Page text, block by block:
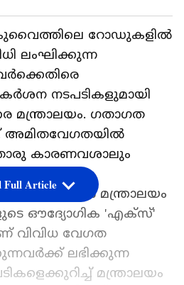
റോഡുകളിൽ
ലംഘിക്കുന്ന
കർശന നടപടികളുമായി
ഗതാഗത
അമിതവേഗതയിൽ
കാരണവശാലും
വ്യാഴാഴ്ച
മന്ത്രാലയം
ഔദ്യോഗിക 'എക്സ്'
വിവിധ വേഗത
ലഭിക്കുന്ന
മന്ത്രാലയം
Full Article